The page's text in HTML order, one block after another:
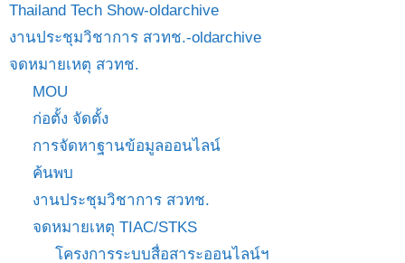
Thailand Tech Show-oldarchive
งานประชุมวิชาการ สวทช.-oldarchive
จดหมายเหตุ สวทช.
MOU
ก่อตั้ง จัดตั้ง
การจัดหาฐานข้อมูลออนไลน์
ค้นพบ
งานประชุมวิชาการ สวทช.
จดหมายเหตุ TIAC/STKS
โครงการระบบสื่อสาระออนไลน์ฯ